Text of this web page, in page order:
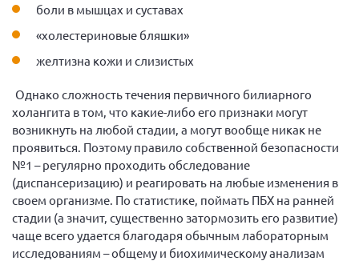
боли в мышцах и суставах
«холестериновые бляшки»
желтизна кожи и слизистых
Однако сложность течения первичного билиарного
холангита в том, что какие-либо его признаки могут
возникнуть на любой стадии, а могут вообще никак не
проявиться. Поэтому правило собственной безопасности
№1 – регулярно проходить обследование
(диспансеризацию) и реагировать на любые изменения в
своем организме. По статистике, поймать ПБХ на ранней
стадии (а значит, существенно затормозить его развитие)
чаще всего удается благодаря обычным лабораторным
исследованиям – общему и биохимическому анализам